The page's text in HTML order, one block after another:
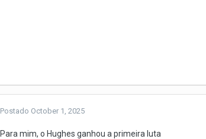
Postado October 1, 2025
Para mim, o Hughes ganhou a primeira luta